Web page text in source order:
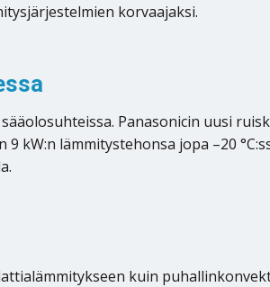
korvaajaksi.
Panasonicin uusi
kW:n lämmitystehonsa jopa –20
kuin